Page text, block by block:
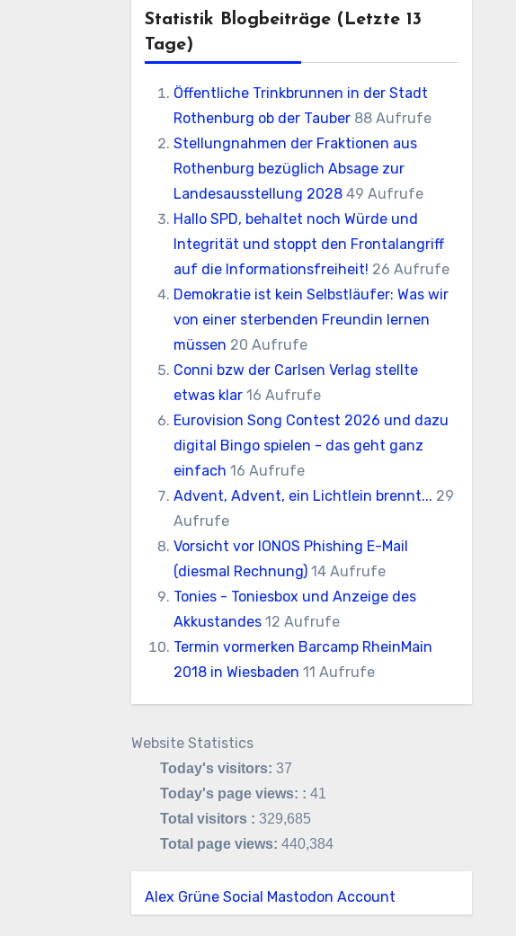
Statistik Blogbeiträge (letzte 13
Tage)
Öffentliche Trinkbrunnen in der Stadt
Rothenburg ob der Tauber 88 Aufrufe
Stellungnahmen der Fraktionen aus
Rothenburg bezüglich Absage zur
Landesausstellung 2028 49 Aufrufe
Hallo SPD, behaltet noch Würde und
Integrität und stoppt den Frontalangriff
auf die Informationsfreiheit! 26 Aufrufe
Demokratie ist kein Selbstläufer: Was wir
von einer sterbenden Freundin lernen
müssen 20 Aufrufe
Conni bzw der Carlsen Verlag stellte
etwas klar 16 Aufrufe
Eurovision Song Contest 2026 und dazu
digital Bingo spielen - das geht ganz
einfach 16 Aufrufe
Advent, Advent, ein Lichtlein brennt... 29
Aufrufe
Vorsicht vor IONOS Phishing E-Mail
(diesmal Rechnung) 14 Aufrufe
Tonies - Toniesbox und Anzeige des
Akkustandes 12 Aufrufe
Termin vormerken Barcamp RheinMain
2018 in Wiesbaden 11 Aufrufe
Website Statistics
Today's visitors: 37
Today's page views: : 41
Total visitors : 329,685
Total page views: 440,384
Alex Grüne Social Mastodon Account